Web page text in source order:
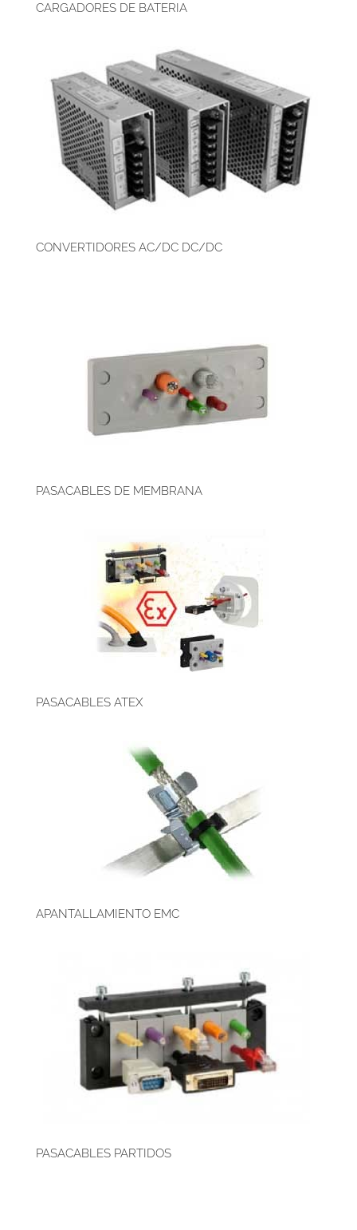
CARGADORES DE BATERIA
CONVERTIDORES AC/DC DC/DC
PASACABLES DE MEMBRANA
PASACABLES ATEX
APANTALLAMIENTO EMC
PASACABLES PARTIDOS